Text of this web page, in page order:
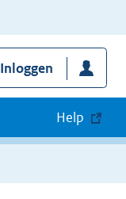
Inloggen
Help